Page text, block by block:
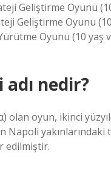
Geliştirme Oyunu
Geliştirme Oyunu
Oyunu (10 yaş
nedir?
olan oyun, ikinci
Napoli
edilmiştir.